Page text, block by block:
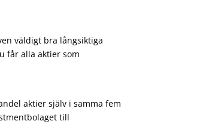
väldigt bra långsiktiga
får alla aktier som
aktier själv i samma fem
till